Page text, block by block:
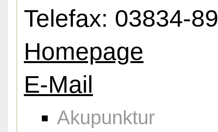
Telefax: 03834-
Homepage
E-Mail
Akupunktur